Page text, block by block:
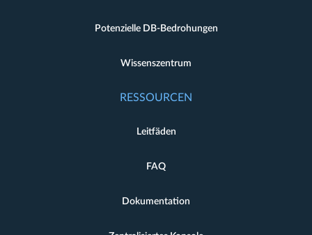
Potenzielle DB-Bedrohungen
Wissenszentrum
RESSOURCEN
Leitfäden
FAQ
Dokumentation